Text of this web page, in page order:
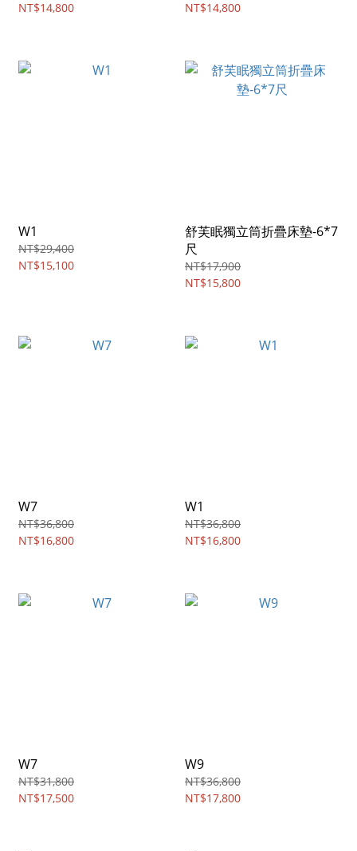
NT$14,800 NT$14,800
W1
NT$29,400
NT$15,100
舒芙眠獨立筒折疊床墊-6*7
尺
NT$17,900
NT$15,800
W7
NT$36,800
NT$16,800
W1
NT$36,800
NT$16,800
W7
NT$31,800
NT$17,500
W9
NT$36,800
NT$17,800